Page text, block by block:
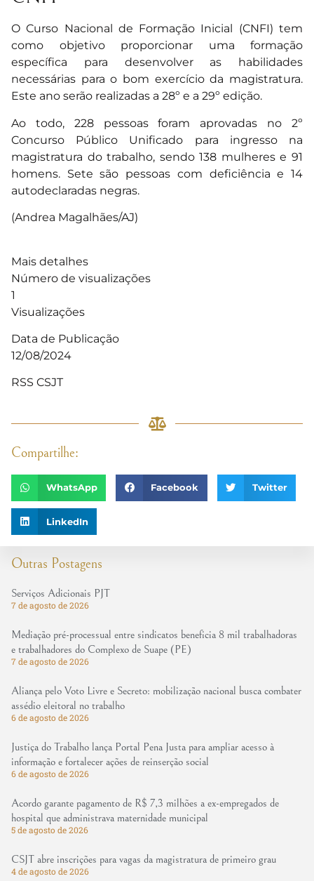
Outras Postagens
Serviços Adicionais PJT
7 de agosto de 2026
Mediação pré-processual entre sindicatos beneficia 8 mil trabalhadoras
e trabalhadores do Complexo de Suape (PE)
7 de agosto de 2026
Aliança pelo Voto Livre e Secreto: mobilização nacional busca combater
assédio eleitoral no trabalho
6 de agosto de 2026
Justiça do Trabalho lança Portal Pena Justa para ampliar acesso à
informação e fortalecer ações de reinserção social
6 de agosto de 2026
Acordo garante pagamento de R$ 7,3 milhões a ex-empregados de
hospital que administrava maternidade municipal
5 de agosto de 2026
CSJT abre inscrições para vagas da magistratura de primeiro grau
4 de agosto de 2026
O Curso Nacional de Formação Inicial (CNFI) tem
como objetivo proporcionar uma formação
específica para desenvolver as habilidades
necessárias para o bom exercício da magistratura.
Este ano serão realizadas a 28º e a 29º edição.
Ao todo, 228 pessoas foram aprovadas no 2º
Concurso Público Unificado para ingresso na
magistratura do trabalho, sendo 138 mulheres e 91
homens. Sete são pessoas com deficiência e 14
autodeclaradas negras.
(Andrea Magalhães/AJ)
Mais detalhes
Número de visualizações
1
Visualizações
Data de Publicação
12/08/2024
RSS CSJT
Compartilhe:
WhatsApp Facebook Twitter
LinkedIn